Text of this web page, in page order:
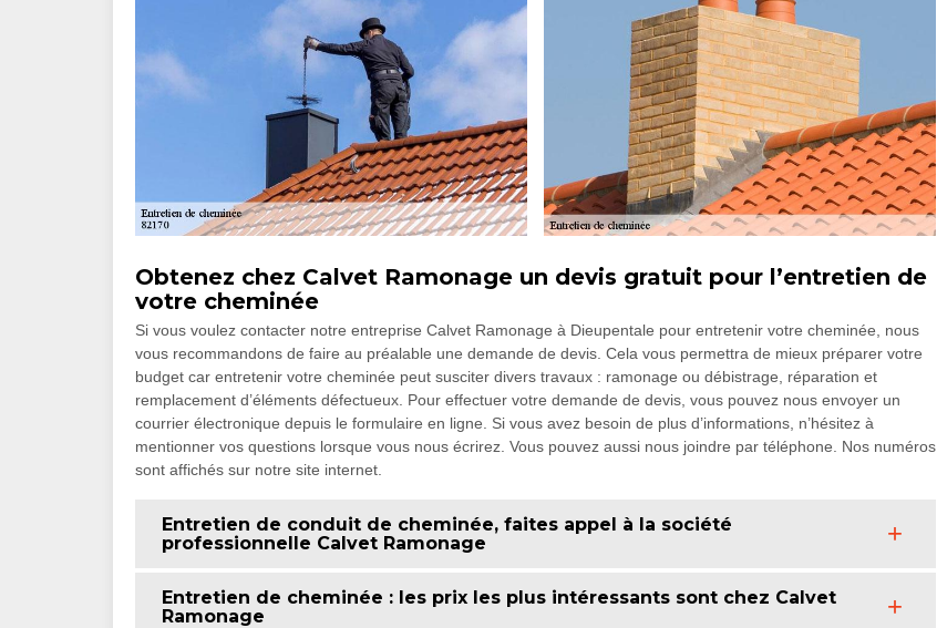
Obtenez chez Calvet Ramonage un devis gratuit pour l’entretien de
votre cheminée
Si vous voulez contacter notre entreprise Calvet Ramonage à Dieupentale pour entretenir votre cheminée, nous
vous recommandons de faire au préalable une demande de devis. Cela vous permettra de mieux préparer votre
budget car entretenir votre cheminée peut susciter divers travaux : ramonage ou débistrage, réparation et
remplacement d’éléments défectueux. Pour effectuer votre demande de devis, vous pouvez nous envoyer un
courrier électronique depuis le formulaire en ligne. Si vous avez besoin de plus d’informations, n’hésitez à
mentionner vos questions lorsque vous nous écrirez. Vous pouvez aussi nous joindre par téléphone. Nos numéros
sont affichés sur notre site internet.
Entretien de conduit de cheminée, faites appel à la société
professionnelle Calvet Ramonage
Entretien de cheminée : les prix les plus intéressants sont chez Calvet
Ramonage